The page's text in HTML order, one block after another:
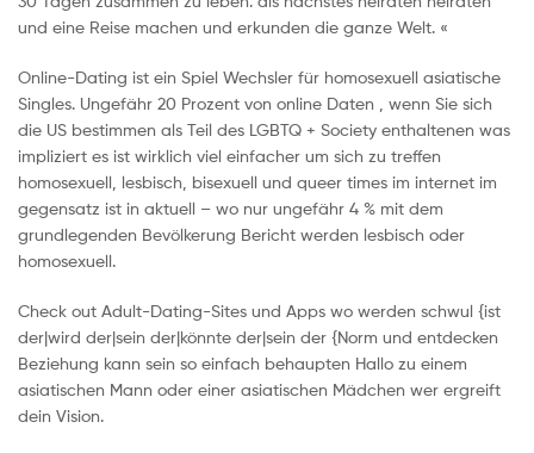
und eine Reise machen und erkunden die ganze Welt. «
Online-Dating ist ein Spiel Wechsler für homosexuell asiatische
Singles. Ungefähr 20 Prozent von online Daten , wenn Sie sich
die US bestimmen als Teil des LGBTQ + Society enthaltenen was
impliziert es ist wirklich viel einfacher um sich zu treffen
homosexuell, lesbisch, bisexuell und queer times im internet im
gegensatz ist in aktuell – wo nur ungefähr 4 % mit dem
grundlegenden Bevölkerung Bericht werden lesbisch oder
homosexuell.
Check out Adult-Dating-Sites und Apps wo werden schwul {ist
der|wird der|sein der|könnte der|sein der {Norm und entdecken
Beziehung kann sein so einfach behaupten Hallo zu einem
asiatischen Mann oder einer asiatischen Mädchen wer ergreift
dein Vision.